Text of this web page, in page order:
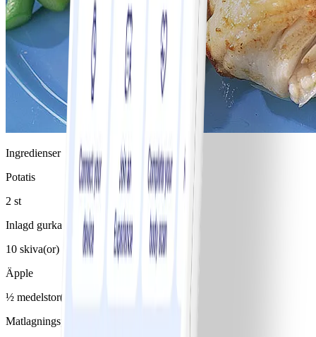
Ingredienser
Potatis
2 st
Inlagd gurka
10 skiva(or)
Äpple
½ medelstor(t)/medelstora
Matlagningsyoghurt 8%